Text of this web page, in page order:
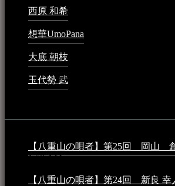
西原 和希
想華UmoPana
大底 朝枝
玉代勢 武
【八重山の唄者】第25回 岡山
1:50 AM
【八重山の唄者】第24回 新良 幸